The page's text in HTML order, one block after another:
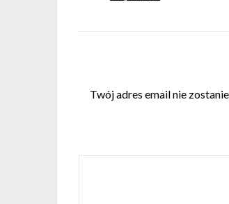
Twój adres email nie